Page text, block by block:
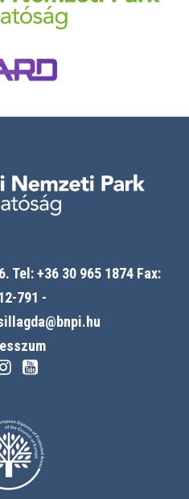
Tel: +36 30 965 1874 Fax:
791 -